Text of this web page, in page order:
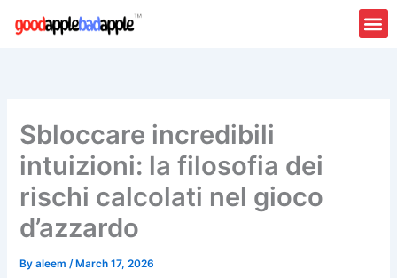
Sbloccare incredibili
intuizioni: la filosofia dei
rischi calcolati nel gioco
d’azzardo
Byaleem/ March 17, 2026